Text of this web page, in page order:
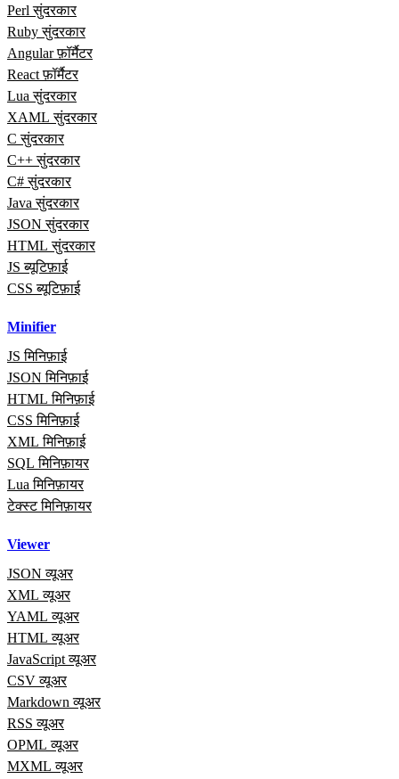
Perl सुंदरकार
Ruby सुंदरकार
Angular फ़ॉर्मैटर
React फ़ॉर्मैटर
Lua सुंदरकार
XAML सुंदरकार
C सुंदरकार
C++ सुंदरकार
C# सुंदरकार
Java सुंदरकार
JSON सुंदरकार
HTML सुंदरकार
JS ब्यूटिफ़ाई
CSS ब्यूटिफ़ाई
Minifier
JS मिनिफ़ाई
JSON मिनिफ़ाई
HTML मिनिफ़ाई
CSS मिनिफ़ाई
XML मिनिफ़ाई
SQL मिनिफ़ायर
Lua मिनिफ़ायर
टेक्स्ट मिनिफ़ायर
Viewer
JSON व्यूअर
XML व्यूअर
YAML व्यूअर
HTML व्यूअर
JavaScript व्यूअर
CSV व्यूअर
Markdown व्यूअर
RSS व्यूअर
OPML व्यूअर
MXML व्यूअर